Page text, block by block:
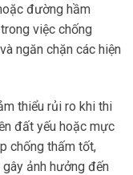
đường hầm
việc chống
ngăn chặn các hiện
thiểu rủi ro khi thi
đất yếu hoặc mực
chống thấm tốt,
ảnh hưởng đến